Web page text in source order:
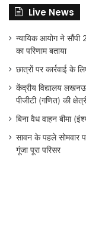
Live News
न्यायिक आयोग ने सौंपी
का परिणाम बताया
छात्रों पर कार्रवाई के
केंद्रीय विद्यालय लखनऊ
पीजीटी (गणित) की
बिना वैध वाहन बीमा
सावन के पहले सोमवार
गूंजा पूरा परिसर